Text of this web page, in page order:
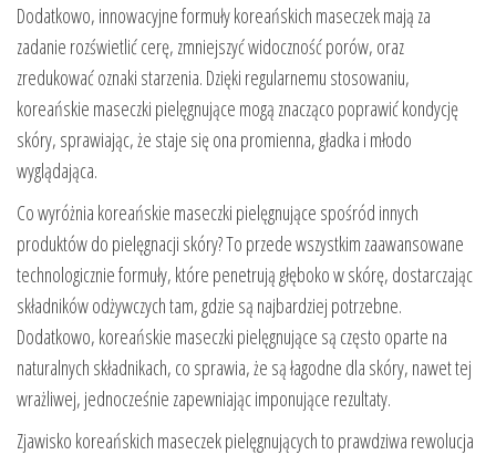
Dodatkowo, innowacyjne formuły koreańskich maseczek mają za
zadanie rozświetlić cerę, zmniejszyć widoczność porów, oraz
zredukować oznaki starzenia. Dzięki regularnemu stosowaniu,
koreańskie maseczki pielęgnujące mogą znacząco poprawić kondycję
skóry, sprawiając, że staje się ona promienna, gładka i młodo
wyglądająca.
Co wyróżnia koreańskie maseczki pielęgnujące spośród innych
produktów do pielęgnacji skóry? To przede wszystkim zaawansowane
technologicznie formuły, które penetrują głęboko w skórę, dostarczając
składników odżywczych tam, gdzie są najbardziej potrzebne.
Dodatkowo, koreańskie maseczki pielęgnujące są często oparte na
naturalnych składnikach, co sprawia, że są łagodne dla skóry, nawet tej
wrażliwej, jednocześnie zapewniając imponujące rezultaty.
Zjawisko koreańskich maseczek pielęgnujących to prawdziwa rewolucja